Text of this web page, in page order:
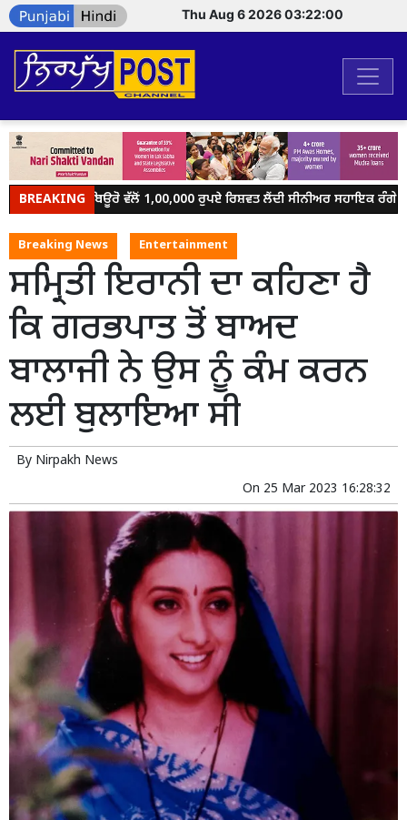
Thu Aug 6 2026 03:22:00
BREAKING
ਵਿਜੀਲੈਂਸ ਬਿਊਰੋ ਵੱਲੋਂ 1,00,000 ਰੁਪਏ ਰਿਸ਼ਵਤ ਲੈਂਦੀ ਸੀਨੀਅਰ ਸਹਾਇਕ ਰੰਗੇ
Breaking News Entertainment
ਸਮ੍ਰਿਤੀ ਇਰਾਨੀ ਦਾ ਕਹਿਣਾ ਹੈ
ਕਿ ਗਰਭਪਾਤ ਤੋਂ ਬਾਅਦ
ਬਾਲਾਜੀ ਨੇ ਉਸ ਨੂੰ ਕੰਮ ਕਰਨ
ਲਈ ਬੁਲਾਇਆ ਸੀ
By Nirpakh News
On 25 Mar 2023 16:28:32